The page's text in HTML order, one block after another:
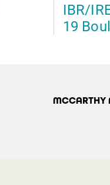
IBR/
19